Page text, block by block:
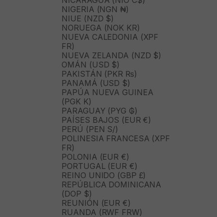
NIGERIA (NGN ₦)
NIUE (NZD $)
NORUEGA (NOK KR)
NUEVA CALEDONIA (XPF
FR)
NUEVA ZELANDA (NZD $)
OMÁN (USD $)
PAKISTÁN (PKR ₨)
PANAMÁ (USD $)
PAPÚA NUEVA GUINEA
(PGK K)
PARAGUAY (PYG ₲)
PAÍSES BAJOS (EUR €)
PERÚ (PEN S/)
POLINESIA FRANCESA (XPF
FR)
POLONIA (EUR €)
PORTUGAL (EUR €)
REINO UNIDO (GBP £)
REPÚBLICA DOMINICANA
(DOP $)
REUNIÓN (EUR €)
RUANDA (RWF FRW)